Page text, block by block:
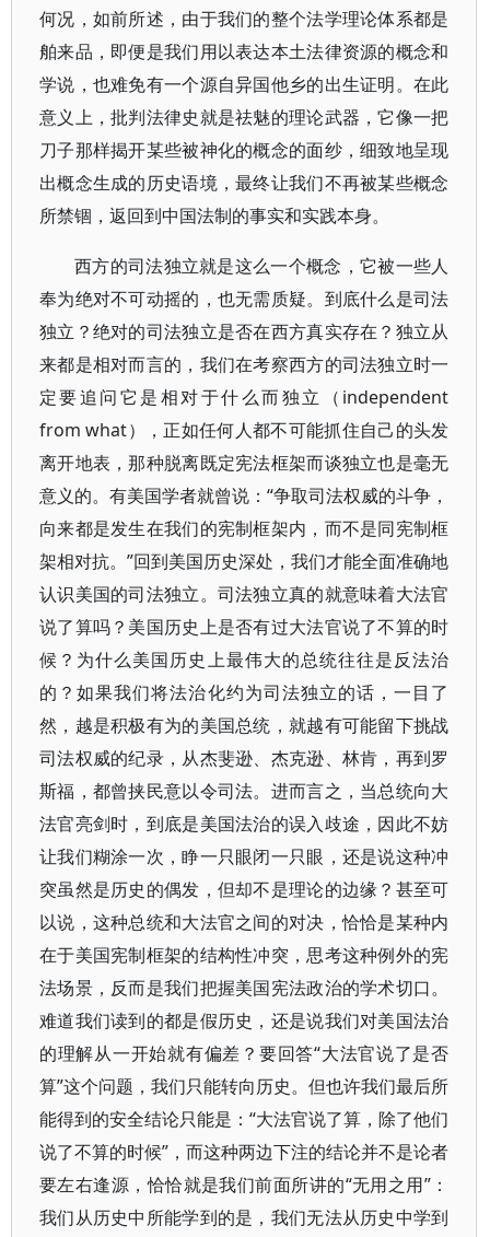
何况，如前所述，由于我们的整个法学理论体系都是
舶来品，即便是我们用以表达本土法律资源的概念和
学说，也难免有一个源自异国他乡的出生证明。在此
意义上，批判法律史就是祛魅的理论武器，它像一把
刀子那样揭开某些被神化的概念的面纱，细致地呈现
出概念生成的历史语境，最终让我们不再被某些概念
所禁锢，返回到中国法制的事实和实践本身。
西方的司法独立就是这么一个概念，它被一些人
奉为绝对不可动摇的，也无需质疑。到底什么是司法
独立？绝对的司法独立是否在西方真实存在？独立从
来都是相对而言的，我们在考察西方的司法独立时一
定要追问它是相对于什么而独立（independent
from what），正如任何人都不可能抓住自己的头发
离开地表，那种脱离既定宪法框架而谈独立也是毫无
意义的。有美国学者就曾说：“争取司法权威的斗争，
向来都是发生在我们的宪制框架内，而不是同宪制框
架相对抗。”回到美国历史深处，我们才能全面准确地
认识美国的司法独立。司法独立真的就意味着大法官
说了算吗？美国历史上是否有过大法官说了不算的时
候？为什么美国历史上最伟大的总统往往是反法治
的？如果我们将法治化约为司法独立的话，一目了
然，越是积极有为的美国总统，就越有可能留下挑战
司法权威的纪录，从杰斐逊、杰克逊、林肯，再到罗
斯福，都曾挟民意以令司法。进而言之，当总统向大
法官亮剑时，到底是美国法治的误入歧途，因此不妨
让我们糊涂一次，睁一只眼闭一只眼，还是说这种冲
突虽然是历史的偶发，但却不是理论的边缘？甚至可
以说，这种总统和大法官之间的对决，恰恰是某种内
在于美国宪制框架的结构性冲突，思考这种例外的宪
法场景，反而是我们把握美国宪法政治的学术切口。
难道我们读到的都是假历史，还是说我们对美国法治
的理解从一开始就有偏差？要回答“大法官说了是否
算”这个问题，我们只能转向历史。但也许我们最后所
能得到的安全结论只能是：“大法官说了算，除了他们
说了不算的时候”，而这种两边下注的结论并不是论者
要左右逢源，恰恰就是我们前面所讲的“无用之用”：
我们从历史中所能学到的是，我们无法从历史中学到